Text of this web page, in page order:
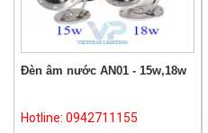
Đèn âm nước AN01 - 15w,18w
Hotline: 0942711155